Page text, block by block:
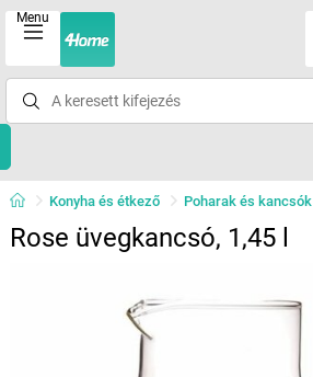
Menu
Konyha és étkező Poharak és kancsók
Rose üvegkancsó, 1,45 l